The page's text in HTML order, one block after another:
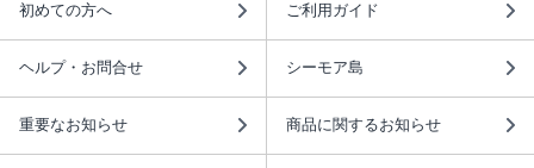
初めての方へ ご利用ガイド
ヘルプ・お問合せ シーモア島
重要なお知らせ 商品に関するお知らせ